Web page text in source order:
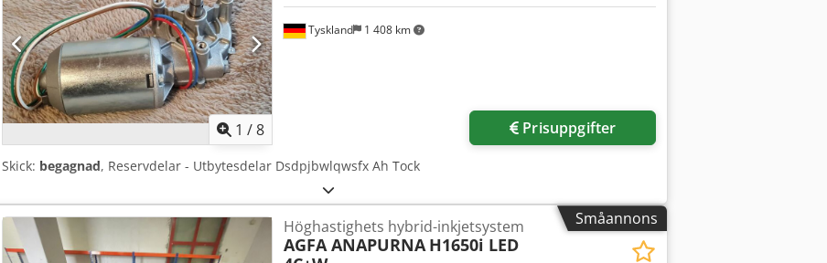
(E9V4C000) • Backlit-kamera (E9Z2P) • Komplett set nya filter (12 stycken) • 10 meter nya slangar medföljer
också • Tre satser nya kopplingar • Original rengöringsutrustning för maskinens färgsystem Inklusive
AVDRAGSHUV över hela maskinen
1 /8
Tyskland 1 408 km
Prisuppgifter
Skick: begagnad, Reservdelar - Utbytesdelar Dsdpjbwlqwsfx Ah Tock
Småannons
Höghastighets hybrid-inkjetsystem
AGFA ANAPURNA H1650i LED